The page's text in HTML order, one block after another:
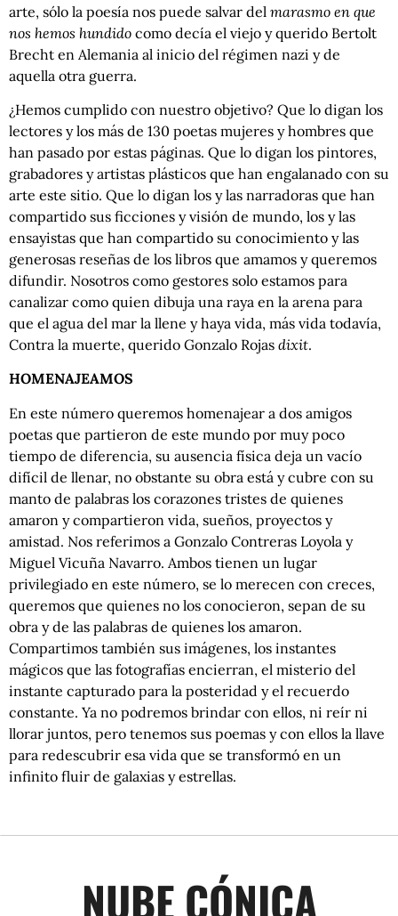
arte, sólo la poesía nos puede salvar del marasmo en que
nos hemos hundido como decía el viejo y querido Bertolt
Brecht en Alemania al inicio del régimen nazi y de
aquella otra guerra.
¿Hemos cumplido con nuestro objetivo? Que lo digan los
lectores y los más de 130 poetas mujeres y hombres que
han pasado por estas páginas. Que lo digan los pintores,
grabadores y artistas plásticos que han engalanado con su
arte este sitio. Que lo digan los y las narradoras que han
compartido sus ficciones y visión de mundo, los y las
ensayistas que han compartido su conocimiento y las
generosas reseñas de los libros que amamos y queremos
difundir. Nosotros como gestores solo estamos para
canalizar como quien dibuja una raya en la arena para
que el agua del mar la llene y haya vida, más vida todavía,
Contra la muerte, querido Gonzalo Rojas dixit.
HOMENAJEAMOS
En este número queremos homenajear a dos amigos
poetas que partieron de este mundo por muy poco
tiempo de diferencia, su ausencia física deja un vacío
difícil de llenar, no obstante su obra está y cubre con su
manto de palabras los corazones tristes de quienes
amaron y compartieron vida, sueños, proyectos y
amistad. Nos referimos a Gonzalo Contreras Loyola y
Miguel Vicuña Navarro. Ambos tienen un lugar
privilegiado en este número, se lo merecen con creces,
queremos que quienes no los conocieron, sepan de su
obra y de las palabras de quienes los amaron.
Compartimos también sus imágenes, los instantes
mágicos que las fotografías encierran, el misterio del
instante capturado para la posteridad y el recuerdo
constante. Ya no podremos brindar con ellos, ni reír ni
llorar juntos, pero tenemos sus poemas y con ellos la llave
para redescubrir esa vida que se transformó en un
infinito fluir de galaxias y estrellas.
NUBE CÓNICA